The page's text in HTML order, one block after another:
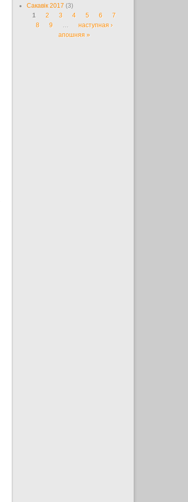
Сакавік 2017 (3)
Старонкі
1 2 3 4 5 6
7
8
9 …
наступная ›
апошняя »